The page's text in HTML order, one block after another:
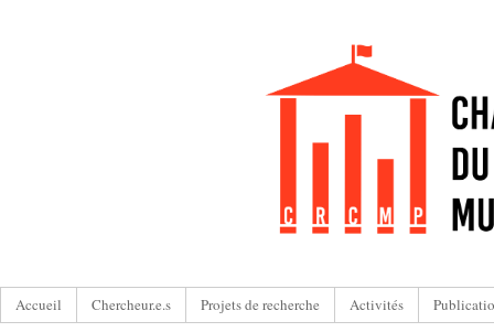
Accueil Chercheur.e.s Projets de recherche Activités